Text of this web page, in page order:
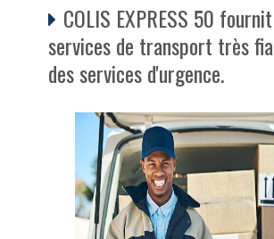
COLIS EXPRESS 50
services de transport très
des services d'urgence.